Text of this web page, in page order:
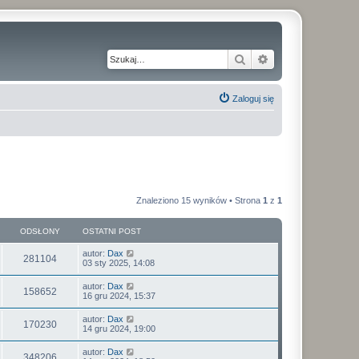
Szukaj
Zaloguj się
Znaleziono 15 wyników • Strona 1 z 1
ODSŁONY OSTATNI POST
281104 autor: Dax
03 sty 2025, 14:08
158652 autor: Dax
16 gru 2024, 15:37
170230 autor: Dax
14 gru 2024, 19:00
autor: Dax